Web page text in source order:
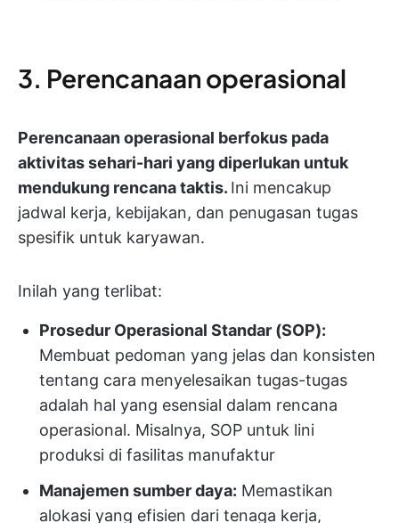
3. Perencanaan operasional
Perencanaan operasional berfokus pada
aktivitas sehari-hari yang diperlukan untuk
mendukung rencana taktis. Ini mencakup
jadwal kerja, kebijakan, dan penugasan tugas
spesifik untuk karyawan.
Inilah yang terlibat:
Prosedur Operasional Standar (SOP):
Membuat pedoman yang jelas dan konsisten
tentang cara menyelesaikan tugas-tugas
adalah hal yang esensial dalam rencana
operasional. Misalnya, SOP untuk lini
produksi di fasilitas manufaktur
Manajemen sumber daya: Memastikan
alokasi yang efisien dari tenaga kerja,